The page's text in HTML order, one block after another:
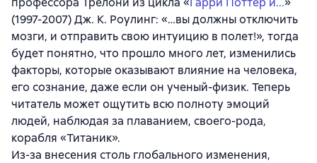
(1997-2007) Дж. К. Роулинг: «…вы должны отключить
мозги, и отправить свою интуицию в полет!», тогда
будет понятно, что прошло много лет, изменились
факторы, которые оказывают влияние на человека,
его сознание, даже если он ученый-физик. Теперь
читатель может ощутить всю полноту эмоций
людей, наблюдая за плаванием, своего-рода,
корабля «Титаник».
Из-за внесения столь глобального изменения,